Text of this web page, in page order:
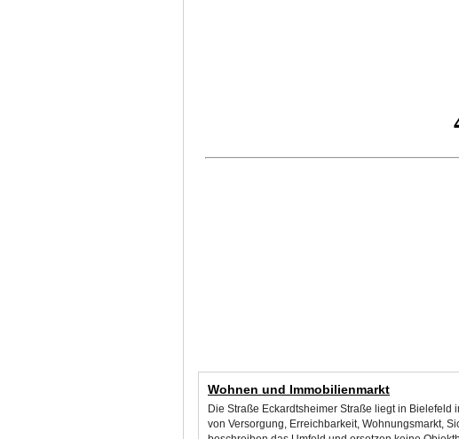
Wohnen und Immobilienmarkt
Die Straße Eckardtsheimer Straße liegt in
von Versorgung, Erreichbarkeit, Wohnungsmarkt,